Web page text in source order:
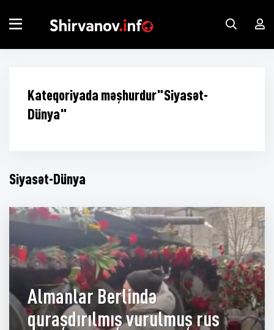
Kateqoriyada məşhurdur"Siyasət-
Dünya"
Siyasət-Dünya
Almanlar Berlində
quraşdırılmış vurulmuş rus